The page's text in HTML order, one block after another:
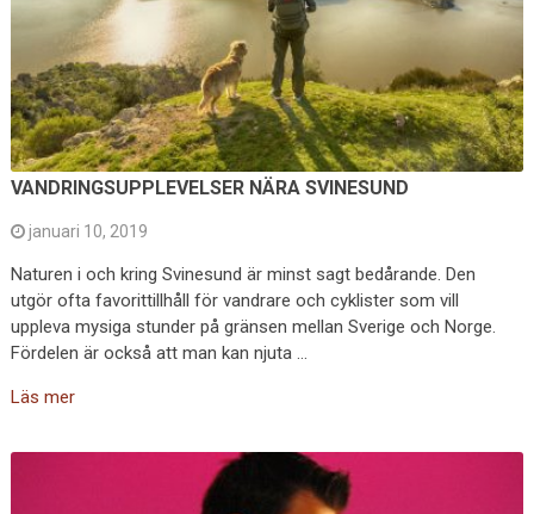
VANDRINGSUPPLEVELSER NÄRA SVINESUND
januari 10, 2019
Naturen i och kring Svinesund är minst sagt bedårande. Den
utgör ofta favorittillhåll för vandrare och cyklister som vill
uppleva mysiga stunder på gränsen mellan Sverige och Norge.
Fördelen är också att man kan njuta …
Läs mer